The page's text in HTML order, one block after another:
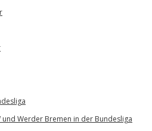
und Werder Bremen in der Bundesliga